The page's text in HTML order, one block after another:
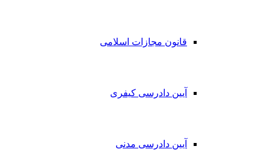
قانون مجازات اسلامی
آیین دادرسی کیفری
آیین دادرسی مدنی